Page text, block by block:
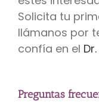
Solicita tu
llámanos por
confía en el
Preguntas